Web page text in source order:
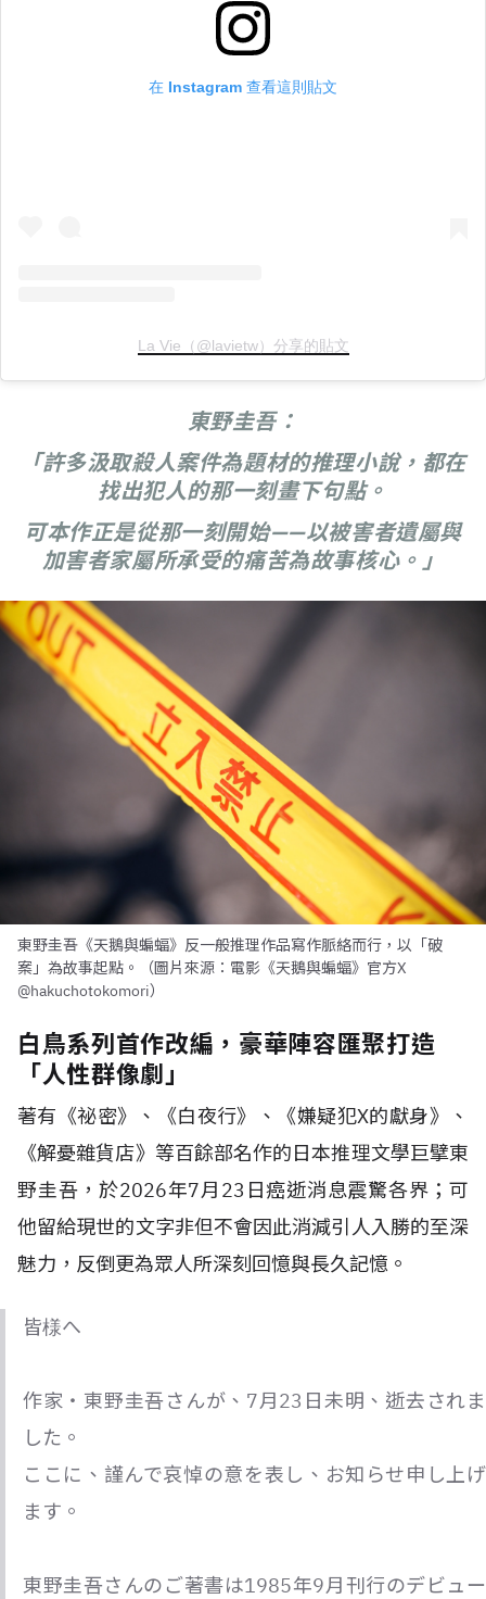
在 Instagram 查看這則貼文
La Vie（@lavietw）分享的貼文
東野圭吾：
「許多汲取殺人案件為題材的推理小說，都在
找出犯人的那一刻畫下句點。
可本作正是從那一刻開始——以被害者遺屬與
加害者家屬所承受的痛苦為故事核心。」
東野圭吾《天鵝與蝙蝠》反一般推理作品寫作脈絡而行，以「破
案」為故事起點。（圖片來源：電影《天鵝與蝙蝠》官方X
@hakuchotokomori）
白鳥系列首作改編，豪華陣容匯聚打造
「人性群像劇」
著有《祕密》、《白夜行》、《嫌疑犯X的獻身》、
《解憂雜貨店》等百餘部名作的日本推理文學巨擘東
野圭吾，於2026年7月23日癌逝消息震驚各界；可
他留給現世的文字非但不會因此消減引人入勝的至深
魅力，反倒更為眾人所深刻回憶與長久記憶。
皆様へ
作家・東野圭吾さんが、7月23日未明、逝去されま
した。
ここに、謹んで哀悼の意を表し、お知らせ申し上げ
ます。
東野圭吾さんのご著書は1985年9月刊行のデビュー